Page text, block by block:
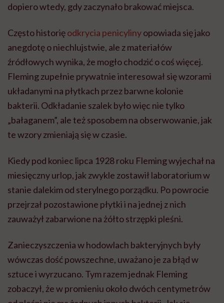
dopiero wtedy, gdy zaczynało brakować miejsca.
Często historięodkrycia penicylinyopowiada się jako
anegdotę o niechlujstwie, ale z materiałów
źródłowych wynika, że mogło chodzić o coś więcej.
Fleming zupełnie prywatnie interesował się wzorami
układanymi na płytkach przez barwne kolonie
bakterii. Odkładanie szalek było więc nie tylko
„bałaganem”, ale też sposobem na obserwowanie, jak
te wzory zmieniają się w czasie.
Kiedy pod koniec lipca 1928 roku Fleming wyjechał na
miesięczny urlop, jak zwykle zostawił laboratorium w
stanie dalekim od sterylnego porządku. Po powrocie
przejrzał pozostawione płytki i na jednej z nich
zauważył zabarwione na żółto strzępki pleśni.
Zanieczyszczenia w hodowlach bakteryjnych były
wówczas dość powszechne, uważano je za błąd w
sztuce i wyrzucano. Tym razem jednak Fleming
zobaczył, że w promieniu około dwóch centymetrów